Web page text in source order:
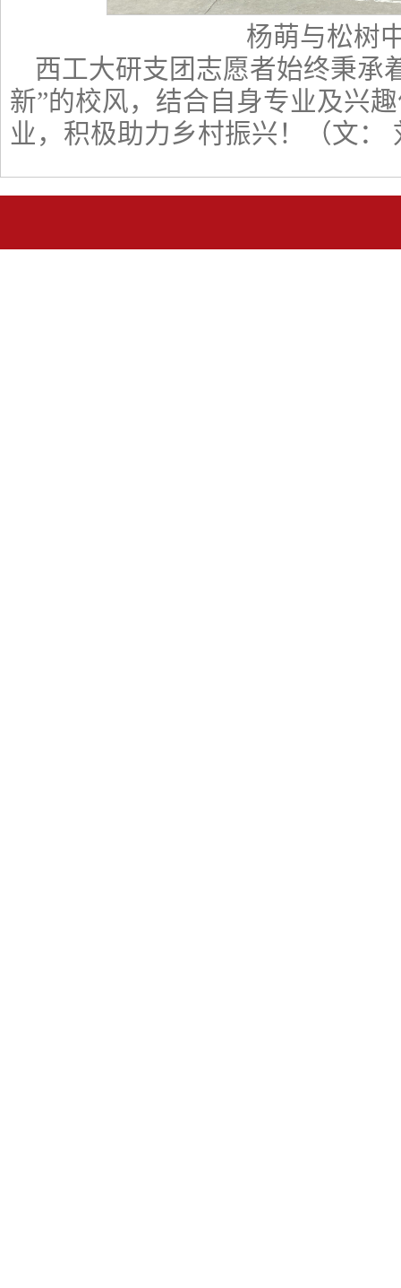
杨萌与松树
西工大研支团志愿者始终秉承
新”的校风，结合自身专业及兴
业，积极助力乡村振兴！（文：